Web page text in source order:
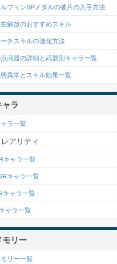
ルフィンSPメダルの破片の入手方法
解放のおすすめスキル
ーチスキルの強化方法
武器の詳細と武器別キャラ一覧
異常とスキル効果一覧
ャラ
ャラ一覧
レアリティ
キャラ一覧
キャラ一覧
キャラ一覧
ャラ一覧
モリー
モリー一覧